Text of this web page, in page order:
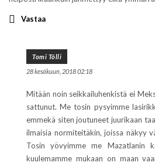
Vastaa
Tomi Tölli
28 kesäkuun, 2018 02:18
Mitään noin seikkailuhenkistä ei
sattunut. Me tosin pysyimme
emmekä siten joutuneet juurikaan
ilmaisia normiteitäkin, joissa näkyy
Tosin yövyimme me Mazatlanin
kuulemamme mukaan on maan